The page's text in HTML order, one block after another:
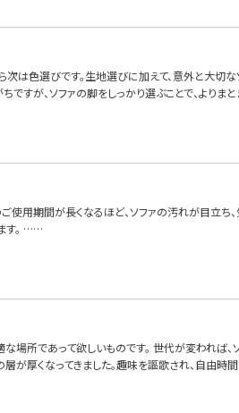
次は色選びです。生地選びに加えて、意外と大切
ですが、ソファの脚をしっかり選ぶことで、より
使用期間が長くなるほど、ソファの汚れが目立ち
す。 ……
な場所であって欲しいものです。 世代が変われば
が厚くなってきました。趣味を謳歌され、自由